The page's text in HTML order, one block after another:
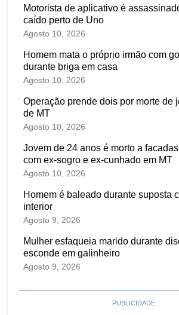
Motorista de aplicativo é
caído perto de Uno
Agosto 10, 2026
Homem mata o próprio irmão com
durante briga em casa
Agosto 10, 2026
Operação prende dois por morte de
de MT
Agosto 10, 2026
Jovem de 24 anos é morto a
com ex-sogro e ex-cunhado em MT
Agosto 10, 2026
Homem é baleado durante suposta
interior
Agosto 9, 2026
Mulher esfaqueia marido durante
esconde em galinheiro
Agosto 9, 2026
PUBLICIDADE